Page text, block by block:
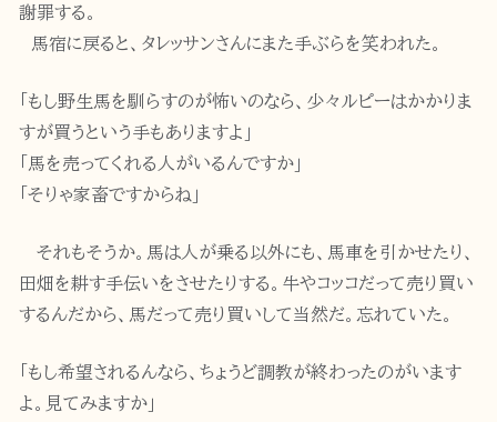
謝罪する。
馬宿に戻ると、タレッサンさんにまた手ぶらを笑われた。
「もし野生馬を馴らすのが怖いのなら、少々ルピーはかかりま
すが買うという手もありますよ」
「馬を売ってくれる人がいるんですか」
「そりゃ家畜ですからね」
それもそうか。馬は人が乗る以外にも、馬車を引かせたり、
田畑を耕す手伝いをさせたりする。牛やコッコだって売り買い
するんだから、馬だって売り買いして当然だ。忘れていた。
「もし希望されるんなら、ちょうど調教が終わったのがいます
よ。見てみますか」